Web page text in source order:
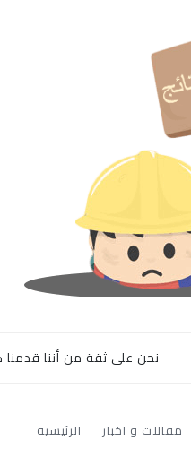
نحن على ثقة من أننا
الرئيسية مقالات و اخبار